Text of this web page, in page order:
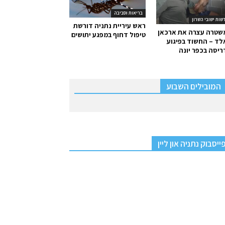
בריאות וסביבה
ראש עיריית נתניה דורשת
טיפול דחוף במפגע יתושים
ישובי השרון
עצרה את ארכאן
– החשוד בפיגוע
בכפר יונה
המובילים השבוע
פייסבוק נתניה און ליין